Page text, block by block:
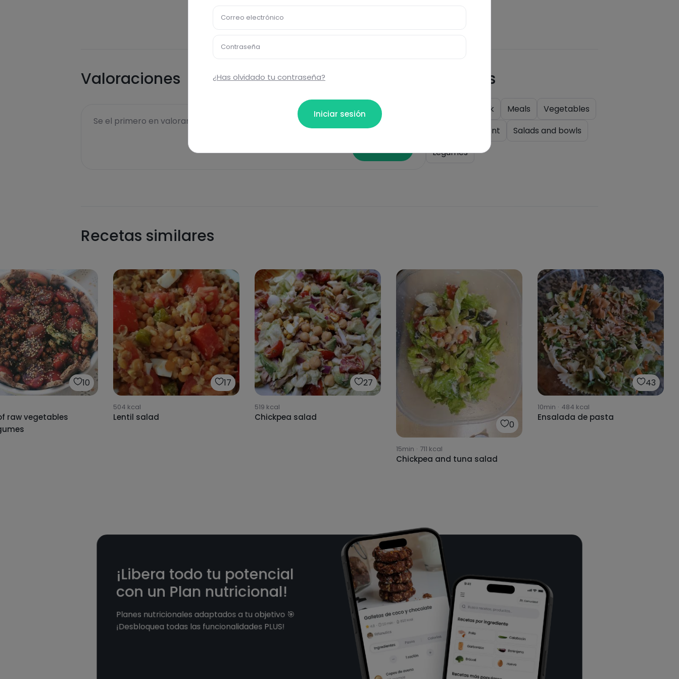
Valoraciones
Se el primero en valorar esta receta...
Etiquetas
Quick Meals
Vegetables
Accompaniment
Salads and bowls
Legumes
Recetas similares
10
raw vegetables
17
504 kcal
Lentil salad
27
519 kcal
Chickpea salad
0
15min · 711 kcal
Chickpea and tuna salad
43
10min · 484 kcal
Ensalada de pasta
¡Libera todo tu potencial
con un Plan nutricional!
Planes nutricionales adaptados a tu objetivo 🎯
¡Desbloquea todas las funcionalidades PLUS!
Correo electrónico
Contraseña
¿Has olvidado tu contraseña?
Iniciar sesión